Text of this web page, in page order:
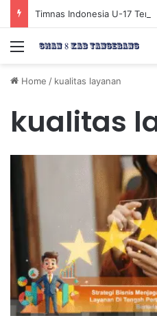
Menu
Home / kualitas layanan
kualitas